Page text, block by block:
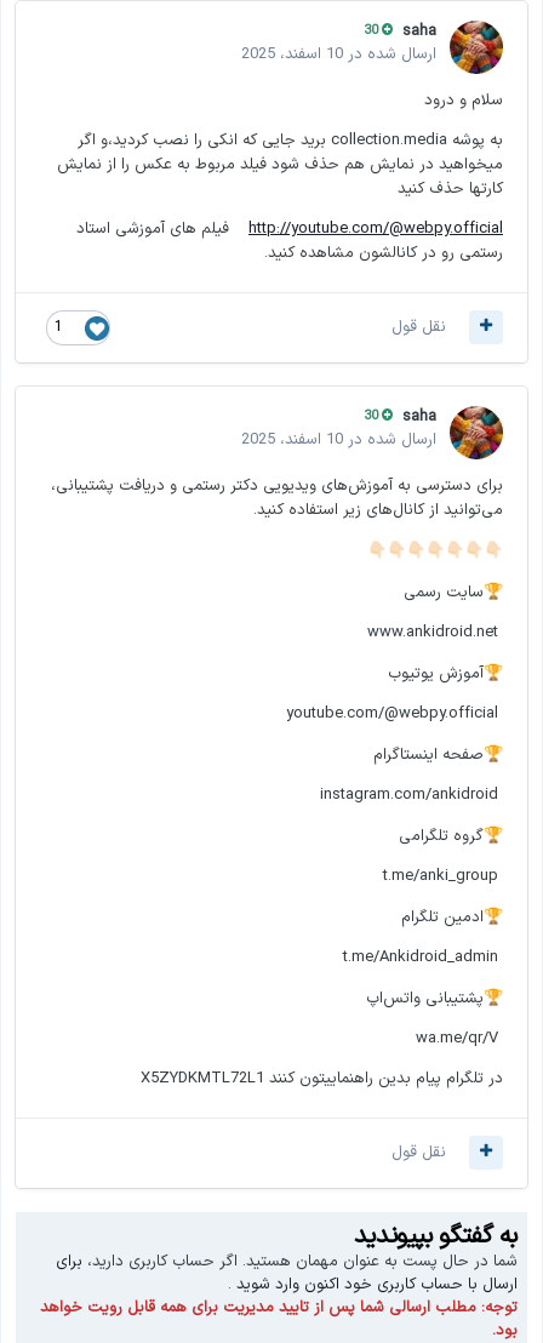
saha
30
ارسال شده در 10 اسفند، 2025
سلام و درود
به پوشه collection.media برید جایی که انکی را نصب کردید،و اگر
میخواهید در نمایش هم حذف شود فیلد مربوط به عکس را از نمایش
کارتها حذف کنید
http://youtube.com/@webpy.official فیلم های آموزشی استاد
رستمی رو در کانالشون مشاهده کنید.
1 نقل قول
saha
30
ارسال شده در 10 اسفند، 2025
برای دسترسی به آموزش‌های ویدیویی دکتر رستمی و دریافت پشتیبانی،
می‌توانید از کانال‌های زیر استفاده کنید.
👇🏻
👇🏻
👇🏻
👇🏻
👇🏻
👇🏻
👇🏻
🏆سایت رسمی
🏆آموزش یوتیوب
🏆صفحه اینستاگرام
🏆گروه تلگرامی
🏆ادمین تلگرام
🏆پشتیبانی واتس‌اپ
در تلگرام پیام بدین راهنماییتون کنند X5ZYDKMTL72L1
نقل قول
به گفتگو بپیوندید
شما در حال پست به عنوان مهمان هستید. اگر حساب کاربری دارید، برای
ارسال با حساب کاربری خود اکنون وارد شوید .
توجه: مطلب ارسالی شما پس از تایید مدیریت برای همه قابل رویت خواهد
بود.